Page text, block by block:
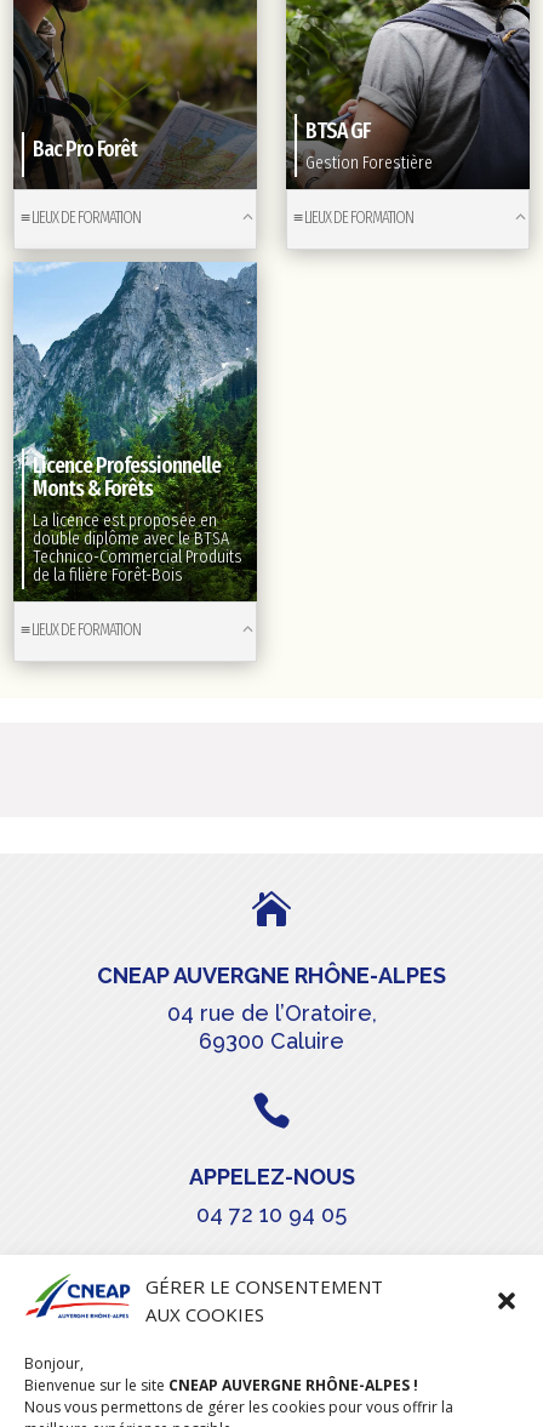
GÉRER LE CONSENTEMENT
AUX COOKIES
Bonjour,
Bienvenue sur le site CNEAP AUVERGNE RHÔNE-ALPES !
Nous vous permettons de gérer les cookies pour vous offrir la
Bac Pro Forêt
≡ LIEUX DE FORMATION
BTSA GF
Gestion Forestière
≡ LIEUX DE FORMATION
Licence Professionnelle
Monts & Forêts
La licence est proposée en
double diplôme avec le BTSA
Technico-Commercial Produits
de la filière Forêt-Bois
≡ LIEUX DE FORMATION

CNEAP AUVERGNE RHÔNE-ALPES
04 rue de l’Oratoire,
69300 Caluire

APPELEZ-NOUS
04 72 10 94 05

stephanie.maillot@cneap.fr